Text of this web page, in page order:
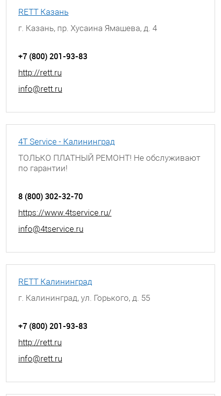
RETT Казань
г. Казань, пр. Хусаина Ямашева, д. 4
+7 (800) 201-93-83
http://rett.ru
info@rett.ru
4T Service - Калининград
ТОЛЬКО ПЛАТНЫЙ РЕМОНТ! Не обслуживают
по гарантии!
8 (800) 302-32-70
https://www.4tservice.ru/
info@4tservice.ru
RETT Калининград
г. Калининград, ул. Горького, д. 55
+7 (800) 201-93-83
http://rett.ru
info@rett.ru